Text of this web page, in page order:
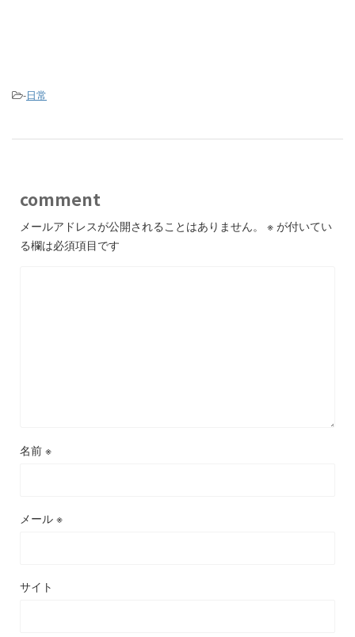
-日常
comment
メールアドレスが公開されることはありません。 ※ が付いてい
る欄は必須項目です
名前 ※
メール ※
サイト